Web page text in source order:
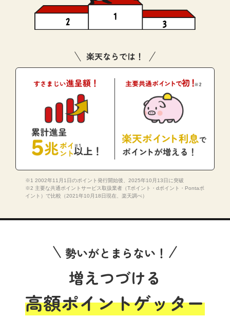
楽天ならでは！
※1 2002年11月1日のポイント発行開始後、2025年10月13日に突破
※2 主要な共通ポイントサービス取扱業者（Tポイント・dポイント・Pontaポ
イント）で比較（2021年10月18日現在、楽天調べ）
勢いがとまらない！
増えつづける
高額ポイントゲッター